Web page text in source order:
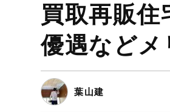
買取再販住
優遇などメ
葉山建